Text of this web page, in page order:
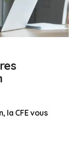
la CFE vous